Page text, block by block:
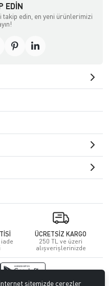
EDIN
takip edin, en yeni ürünlerimizi
ÜCRETSİZ KARGO
250 TL ve üzeri
alışverişlerinizde
sitemizde çerezler